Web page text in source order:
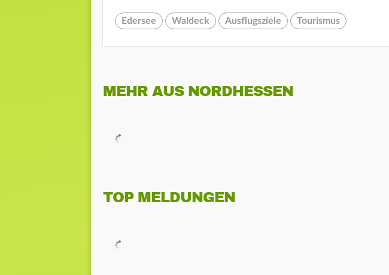
Edersee Waldeck Ausflugsziele Tourismus
MEHR AUS NORDHESSEN
TOP MELDUNGEN